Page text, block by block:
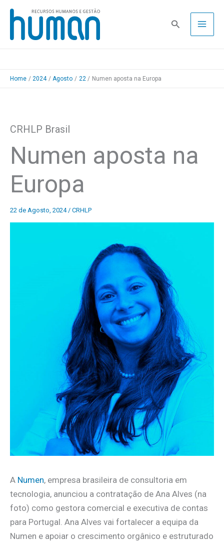
Skip
content
Pesquisa
Home 2024 Agosto 22 Numen aposta na Europa
CRHLP Brasil
Numen aposta na
Europa
22 de Agosto, 2024 / CRHLP
A Numen, empresa brasileira de consultoria em
tecnologia, anunciou a contratação de Ana Alves (na
foto) como gestora comercial e executiva de contas
para Portugal. Ana Alves vai fortalecer a equipa da
Numen e apoiar o crescimento orgânico e estruturado